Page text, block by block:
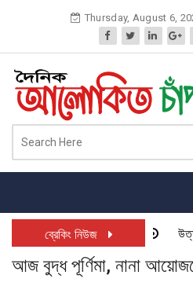
Thursday, August 6,
ব্রেকিং নিউজ
আজ বুদ্ধ পূর্ণিমা, নানা